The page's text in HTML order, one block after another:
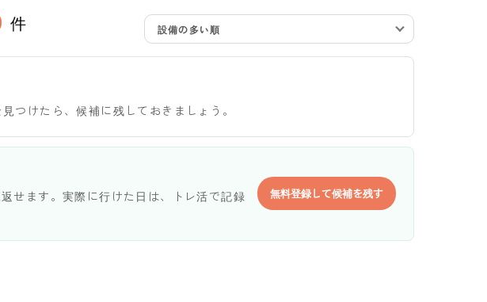
件 設備の多い順
つけたら、候補に残しておきましょう。
せます。実際に行けた日は、トレ活で記録
無料登録して候補を残す